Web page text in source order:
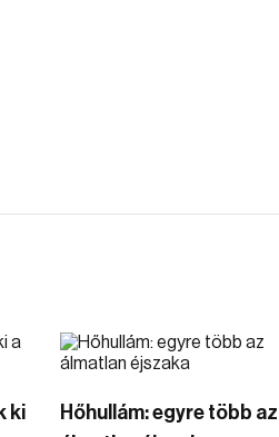
ki
Hőhullám: egyre több az